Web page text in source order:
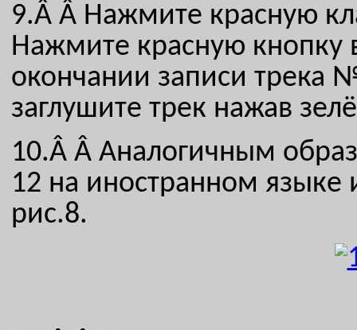
9.Â Â Нажмите красную
Нажмите красную кнопку
окончании записи трека
заглушите трек нажав
10.Â Â Аналогичным
12 на иностранном языке
рис.8.